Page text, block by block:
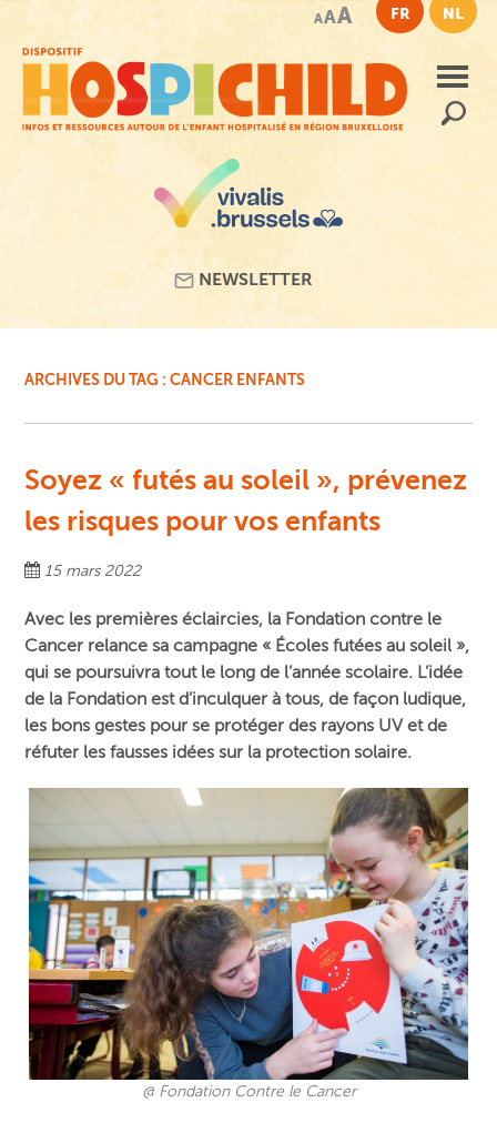
contenu
principal
AAA FR NL
NEWSLETTER
ARCHIVES DU TAG :CANCER ENFANTS
Soyez « futés au soleil », prévenez
les risques pour vos enfants
15 mars 2022
Avec les premières éclaircies, la Fondation contre le
Cancer relance sa campagne « Écoles futées au soleil »,
qui se poursuivra tout le long de l’année scolaire. L’idée
de la Fondation est d’inculquer à tous, de façon ludique,
les bons gestes pour se protéger des rayons UV et de
réfuter les fausses idées sur la protection solaire.
@ Fondation Contre le Cancer